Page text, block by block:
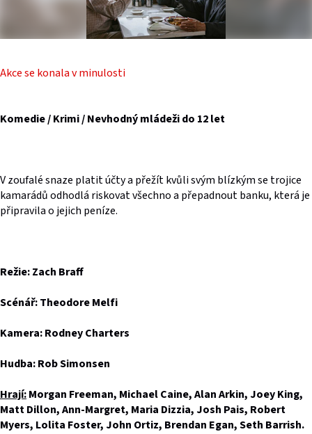
Akce se konala v minulosti
Komedie / Krimi / Nevhodný mládeži do 12 let
V zoufalé snaze platit účty a přežít kvůli svým blízkým se trojice
kamarádů odhodlá riskovat všechno a přepadnout banku, která je
připravila o jejich peníze.
Režie: Zach Braff
Scénář: Theodore Melfi
Kamera: Rodney Charters
Hudba: Rob Simonsen
Hrají:Morgan Freeman, Michael Caine, Alan Arkin, Joey King,
Matt Dillon, Ann-Margret, Maria Dizzia, Josh Pais, Robert
Myers, Lolita Foster, John Ortiz, Brendan Egan, Seth Barrish.